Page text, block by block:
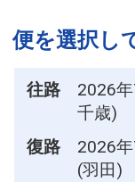
便を選択し
往路
2026
千歳)
復路
2026
(羽田)